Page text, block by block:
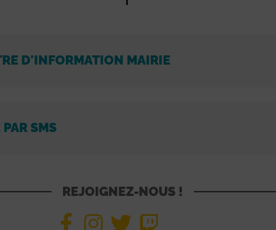
D'INFORMATION MAIRIE
SMS
REJOIGNEZ-NOUS !